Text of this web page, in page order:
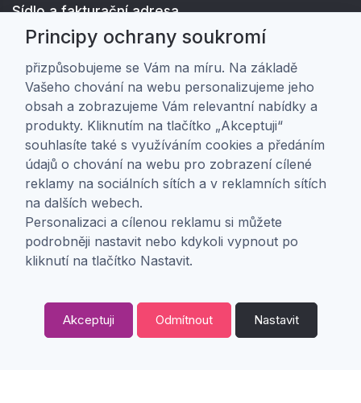
Sídlo a fakturační adresa
Hřbitovní 524/1
682 01 Vyškov
IČ: 01805878
DIČ: CZ01805878
Zákaznická péče
Doprava a platba
Obchodní podmínky
Ochrana osobních údajů
Nastavení soukromí
O nás
O firmě
0
Principy ochrany soukromí
přizpůsobujeme se Vám na míru. Na základě
Vašeho chování na webu personalizujeme jeho
obsah a zobrazujeme Vám relevantní nabídky a
produkty. Kliknutím na tlačítko „Akceptuji“
souhlasíte také s využíváním cookies a předáním
údajů o chování na webu pro zobrazení cílené
reklamy na sociálních sítích a v reklamních sítích
na dalších webech.
Personalizaci a cílenou reklamu si můžete
podrobněji nastavit nebo kdykoli vypnout po
kliknutí na tlačítko Nastavit.
Akceptuji Odmítnout Nastavit